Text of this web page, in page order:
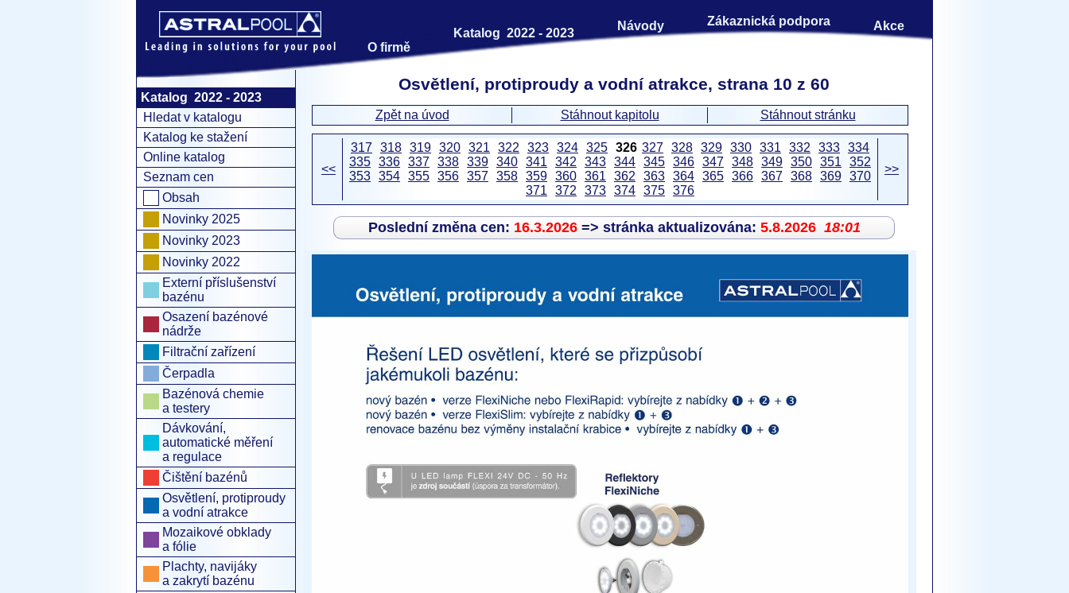
O firmě
Katalog 2022 - 2023
Návody Zákaznická podpora Akce
Katalog 2022 - 2023
Hledat v katalogu
Katalog ke stažení
Online katalog
Seznam cen
Obsah
Novinky 2025
Novinky 2023
Novinky 2022
Externí příslušenství
bazénu
Osazení bazénové
nádrže
Filtrační zařízení
Čerpadla
Bazénová chemie
a testery
Dávkování,
automatické měření
a regulace
Čištění bazénů
Osvětlení, protiproudy
a vodní atrakce
Mozaikové obklady
a fólie
Plachty, navijáky
a zakrytí bazénu
Osvětlení, protiproudy a vodní atrakce, strana 10 z 60
Zpět na úvod Stáhnout kapitolu Stáhnout stránku
<<
317 318 319 320 321 322 323 324 325 326 327 328 329 330 331 332 333 334
335 336 337 338 339 340 341 342 343 344 345 346 347 348 349 350 351
352
353 354 355 356 357 358 359 360 361 362 363 364 365 366 367 368 369 370
371
372 373 374 375 376
>>
Poslední změna cen: 16.3.2026=> stránka aktualizována: 5.8.2026 18:01